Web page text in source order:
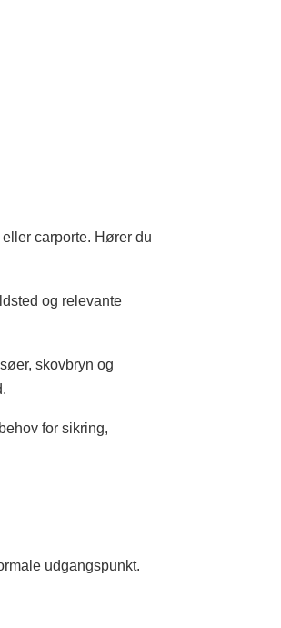
carporte. Hører du
og relevante
skovbryn og
for sikring,
udgangspunkt.